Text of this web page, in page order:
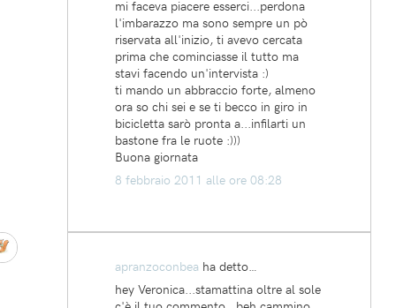
mi faceva piacere esserci...perdona
l'imbarazzo ma sono sempre un pò
riservata all'inizio, ti avevo cercata
prima che cominciasse il tutto ma
stavi facendo un'intervista :)
ti mando un abbraccio forte, almeno
ora so chi sei e se ti becco in giro in
bicicletta sarò pronta a...infilarti un
bastone fra le ruote :)))
Buona giornata
8 febbraio 2011 alle ore 08:28
apranzoconbea ha detto…
hey Veronica...stamattina oltre al sole